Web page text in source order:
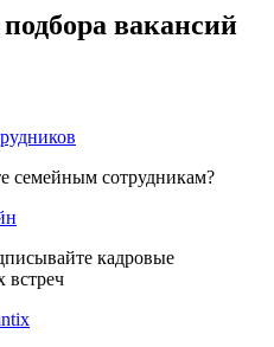
вакансий
семейным сотрудникам?
кадровые
встреч